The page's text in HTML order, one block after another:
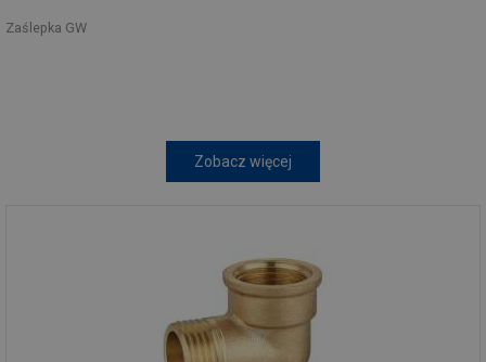
Zaślepka GW
Zobacz więcej